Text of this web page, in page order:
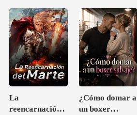
La
reencarnación
¿Cómo domar a
un boxer